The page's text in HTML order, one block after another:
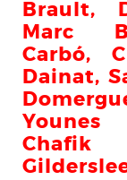
Brault,
Marc
Carbó,
Dainat,
Younes